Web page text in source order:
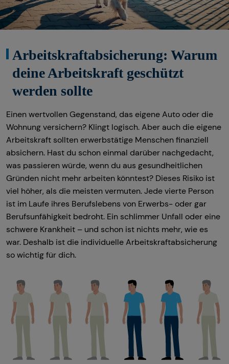
Sach- und Vermögenssicherung
Arbeitskraftabsicherung: Warum
deine Arbeitskraft geschützt
werden sollte
Einen wertvollen Gegenstand, das eigene Auto oder die
Wohnung versichern? Klingt logisch. Aber auch die eigene
Arbeitskraft sollten erwerbstätige Menschen finanziell
absichern. Hast du schon einmal darüber nachgedacht,
was passieren würde, wenn du aus gesundheitlichen
Gründen nicht mehr arbeiten könntest? Dieses Risiko ist
viel höher, als die meisten vermuten. Jede vierte Person
ist im Laufe ihres Berufslebens von Erwerbs- oder gar
Berufsunfähigkeit bedroht. Ein schlimmer Unfall oder eine
schwere Krankheit – und schon ist nichts mehr, wie es
war. Deshalb ist die individuelle Arbeitskraftabsicherung
so wichtig für dich.